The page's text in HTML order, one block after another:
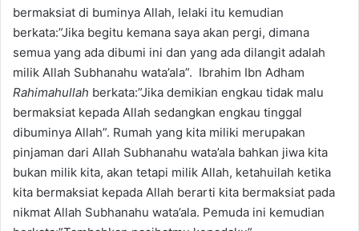
bermaksiat di buminya Allah, lelaki itu kemudian
berkata:”Jika begitu kemana saya akan pergi, dimana
semua yang ada dibumi ini dan yang ada dilangit adalah
milik Allah Subhanahu wata’ala”. Ibrahim Ibn Adham
Rahimahullah berkata:”Jika demikian engkau tidak malu
bermaksiat kepada Allah sedangkan engkau tinggal
dibuminya Allah”. Rumah yang kita miliki merupakan
pinjaman dari Allah Subhanahu wata’ala bahkan jiwa kita
bukan milik kita, akan tetapi milik Allah, ketahuilah ketika
kita bermaksiat kepada Allah berarti kita bermaksiat pada
nikmat Allah Subhanahu wata’ala. Pemuda ini kemudian